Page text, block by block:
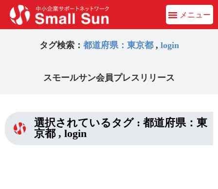
メニュー
タグ検索： 都道府県：東京都, login
スモールサン会員プレスリリース
選択されているタグ : 都道府県：東
京都, login